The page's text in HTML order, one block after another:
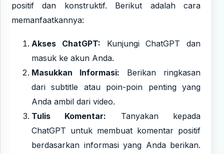
positif dan konstruktif. Berikut adalah cara
memanfaatkannya:
Akses ChatGPT: KunjungiChatGPT dan
masuk ke akun Anda.
Masukkan Informasi: Berikan ringkasan
dari subtitle atau poin-poin penting yang
Anda ambil dari video.
Tulis Komentar: Tanyakan kepada
ChatGPT untuk membuat komentar positif
berdasarkan informasi yang Anda berikan.